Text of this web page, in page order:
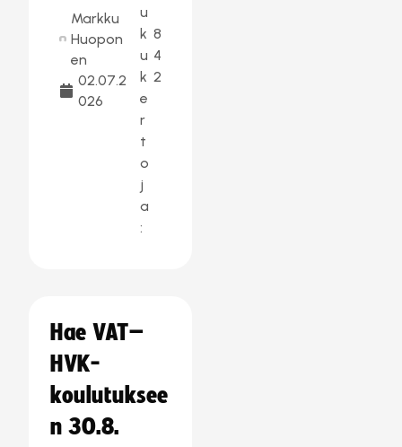
Markku
Huopon
en
02.07.2
026
u
k
u
k
e
r
t
o
j
a
:
8
4
2
Hae VAT–
HVK-
koulutuksee
n 30.8.